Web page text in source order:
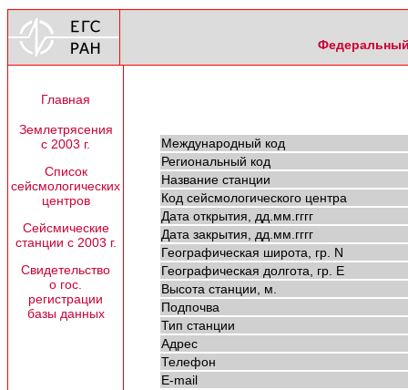
Федеральный
Главная
Землетрясения
с 2003 г.
Список
сейсмологических
центров
Сейсмические
станции с 2003 г.
Свидетельство
о гос.
регистрации
базы данных
Международный код
Региональный код
Название станции
Код сейсмологического центра
Дата открытия, дд.мм.гггг
Дата закрытия, дд.мм.гггг
Географическая широта, гр. N
Географическая долгота, гр. E
Высота станции, м.
Подпочва
Тип станции
Адрес
Телефон
E-mail